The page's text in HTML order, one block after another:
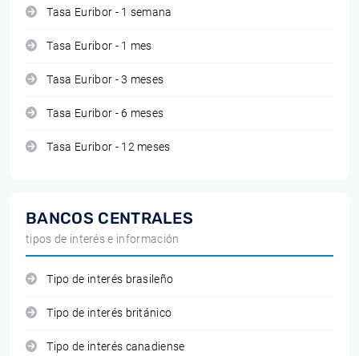
Tasa Euribor - 1 semana
Tasa Euribor - 1 mes
Tasa Euribor - 3 meses
Tasa Euribor - 6 meses
Tasa Euribor - 12 meses
BANCOS CENTRALES
tipos de interés e información
Tipo de interés brasileño
Tipo de interés británico
Tipo de interés canadiense